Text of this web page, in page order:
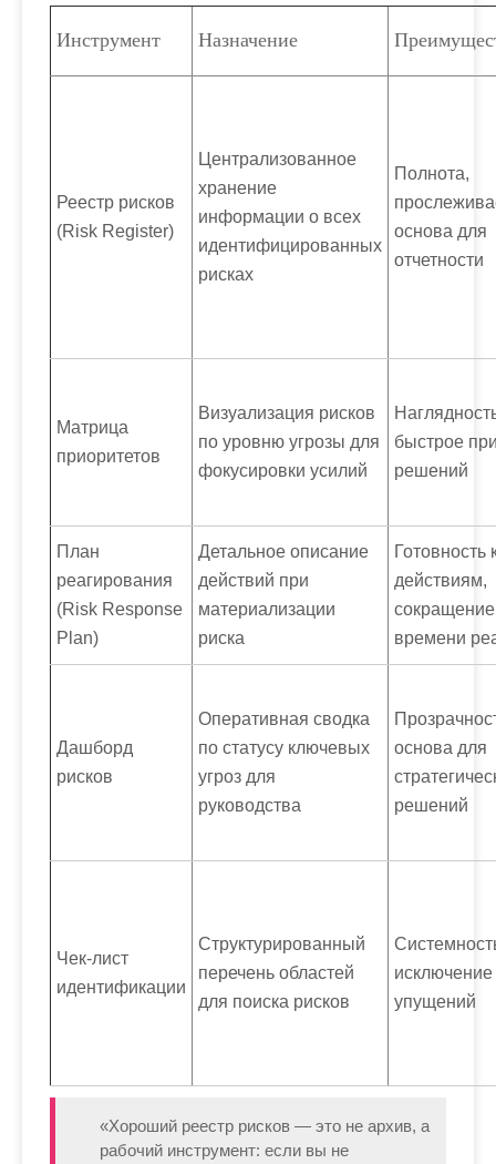
Инструмент Назначение
Реестр рисков
(Risk Register)
Централизованное
хранение
информации о всех
идентифицированных
рисках
Полнота,
основа для
отчетности
Матрица
приоритетов
Визуализация рисков
по уровню угрозы для
фокусировки усилий
быстрое
решений
План
реагирования
(Risk Response
Plan)
Детальное описание
действий при
материализации
риска
Готовность
действиям,
сокращение
времени
Дашборд
рисков
Оперативная сводка
по статусу ключевых
угроз для
руководства
основа для
решений
Чек-лист
идентификации
Структурированный
перечень областей
для поиска рисков
исключение
упущений
«Хороший реестр рисков — это не архив, а
рабочий инструмент: если вы не